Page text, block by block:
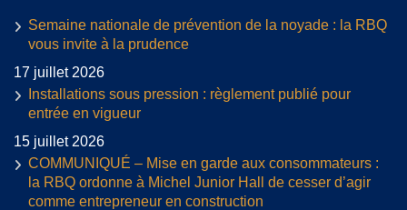
Semaine nationale de prévention de la noyade : la RBQ
vous invite à la prudence
17 juillet 2026
Installations sous pression : règlement publié pour
entrée en vigueur
15 juillet 2026
COMMUNIQUÉ – Mise en garde aux consommateurs :
la RBQ ordonne à Michel Junior Hall de cesser d’agir
comme entrepreneur en construction